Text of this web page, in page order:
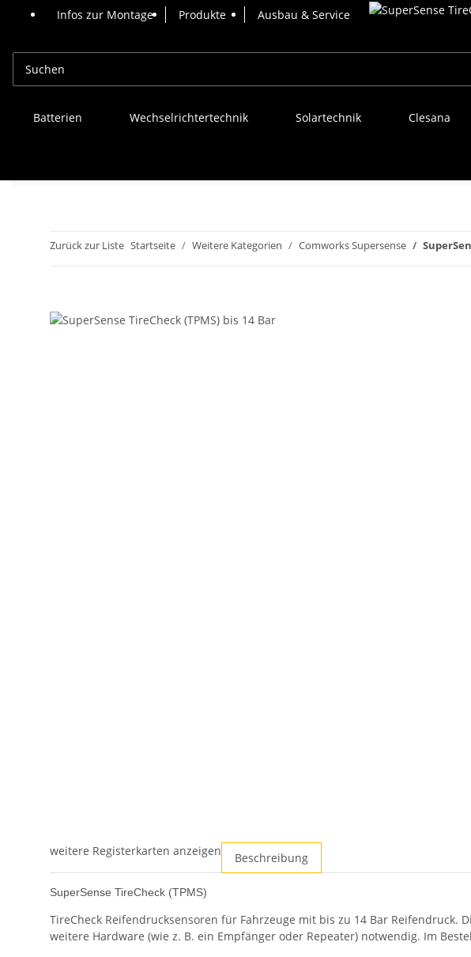
Infos zur Montage Produkte Ausbau & Service
Batterien Wechselrichtertechnik Solartechnik Clesana
Zurück zur Liste Startseite Weitere Kategorien Comworks Supersense
weitere Registerkarten anzeigen Beschreibung
SuperSense TireCheck (TPMS)
TireCheck Reifendrucksensoren für Fahrzeuge mit bis zu 14 Bar
weitere Hardware (wie z. B. ein Empfänger oder Repeater) notwendig. Im